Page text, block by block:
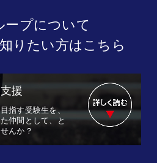
ープについて
りたい方はこちら
援
指す受験生を、
仲間として、と
んか？